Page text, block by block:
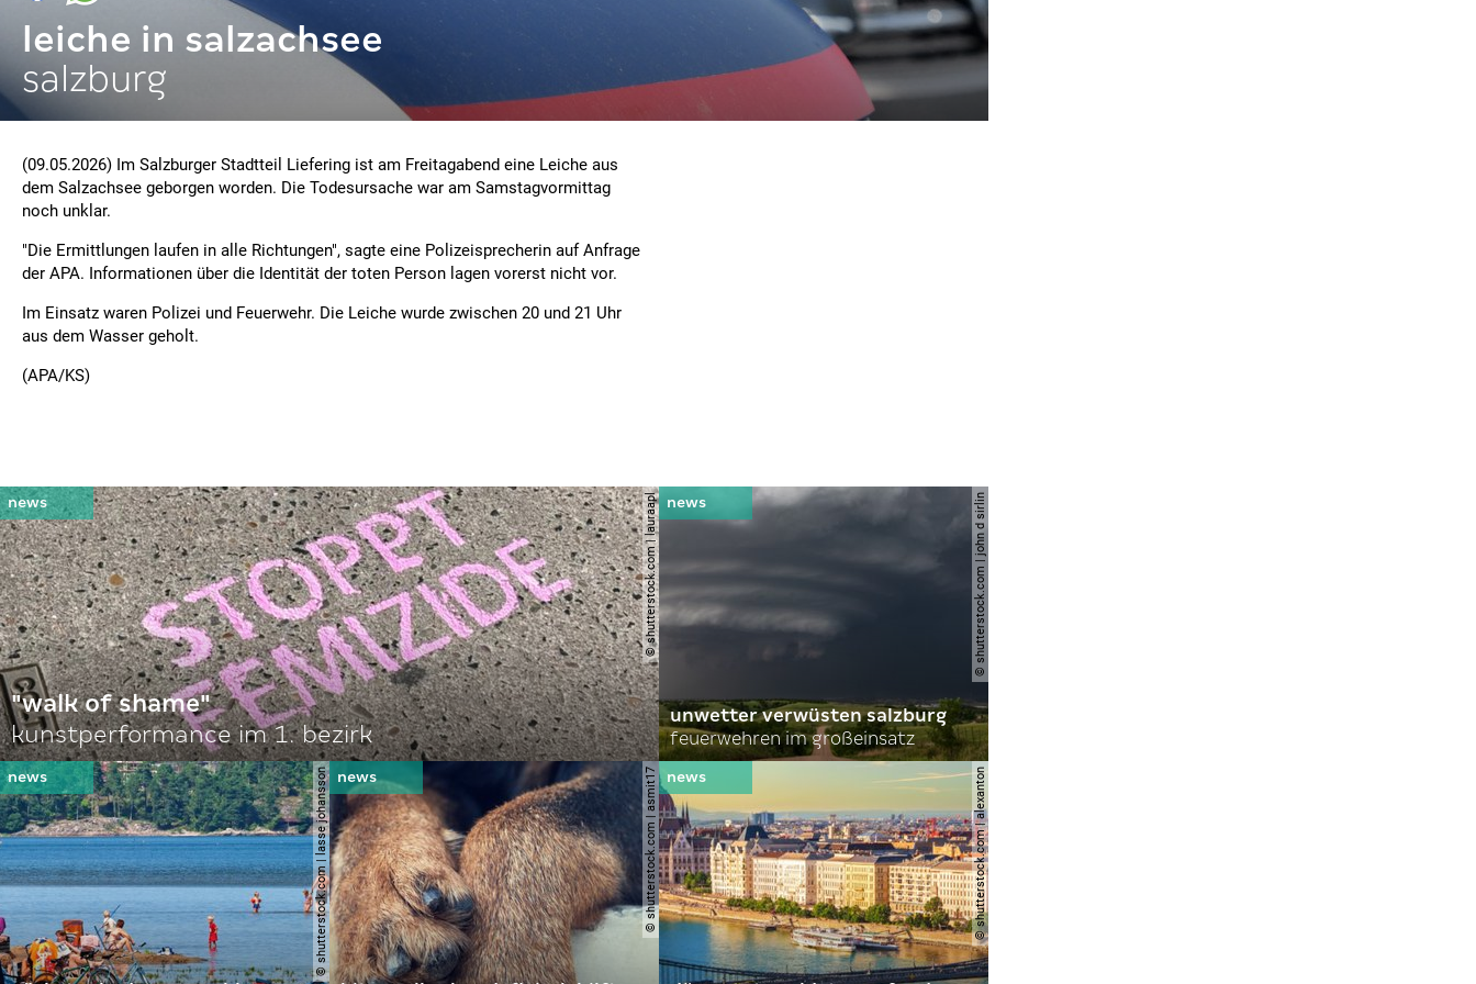
leiche in salzachsee
salzburg
(09.05.2026) Im Salzburger Stadtteil Liefering ist am Freitagabend eine Leiche aus
dem Salzachsee geborgen worden. Die Todesursache war am Samstagvormittag
noch unklar.
"Die Ermittlungen laufen in alle Richtungen", sagte eine Polizeisprecherin auf Anfrage
der APA. Informationen über die Identität der toten Person lagen vorerst nicht vor.
Im Einsatz waren Polizei und Feuerwehr. Die Leiche wurde zwischen 20 und 21 Uhr
aus dem Wasser geholt.
(APA/KS)
© shutterstock.com | lauraapl
"walk of shame"
kunstperformance im 1. bezirk
© shutterstock.com | john d sirlin
unwetter verwüsten salzburg
feuerwehren im großeinsatz
© shutterstock.com | lasse johansson © shutterstock.com | asmit17 © shutterstock.com | alexanton